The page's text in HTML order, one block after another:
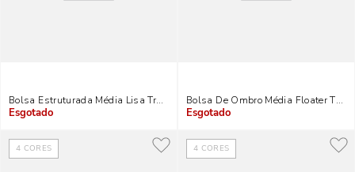
Bolsa Estruturada Média Lisa Transversal Bege Com Detalhes Dourados
Indisponível
Bolsa De Ombro Média Floater
Indisponível
4 CORES 4 CORES